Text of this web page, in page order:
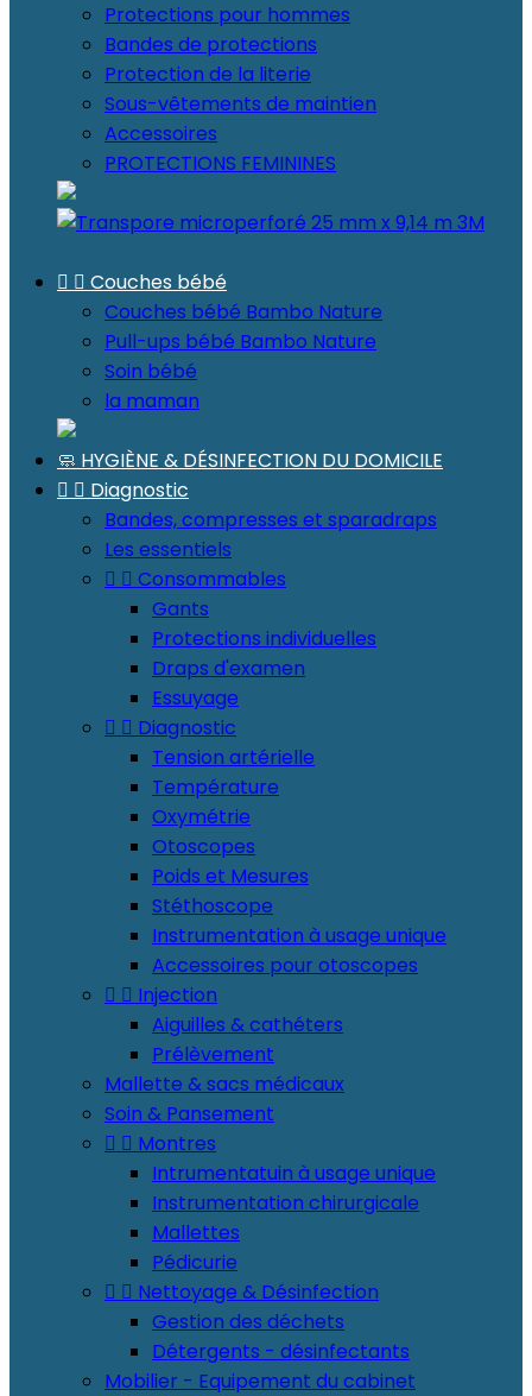
Protections pour hommes
Bandes de protections
Protection de la literie
Sous-vêtements de maintien
Accessoires
PROTECTIONS FEMININES
  Couches bébé
Couches bébé Bambo Nature
Pull-ups bébé Bambo Nature
Soin bébé
la maman
🧼 HYGIÈNE & DÉSINFECTION DU DOMICILE
  Diagnostic
Bandes, compresses et sparadraps
Les essentiels
  Consommables
Gants
Protections individuelles
Draps d'examen
Essuyage
  Diagnostic
Tension artérielle
Température
Oxymétrie
Otoscopes
Poids et Mesures
Stéthoscope
Instrumentation à usage unique
Accessoires pour otoscopes
  Injection
Aiguilles & cathéters
Prélèvement
Mallette & sacs médicaux
Soin & Pansement
  Montres
Intrumentatuin à usage unique
Instrumentation chirurgicale
Mallettes
Pédicurie
  Nettoyage & Désinfection
Gestion des déchets
Détergents - désinfectants
Mobilier - Equipement du cabinet